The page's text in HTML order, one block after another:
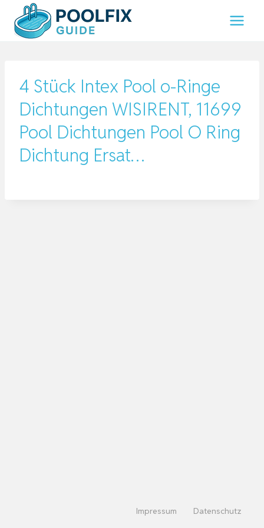
Inhalt
springen
4 Stück Intex Pool o-Ringe
Dichtungen WISIRENT, 11699
Pool Dichtungen Pool O Ring
Dichtung Ersat…
Impressum Datenschutz